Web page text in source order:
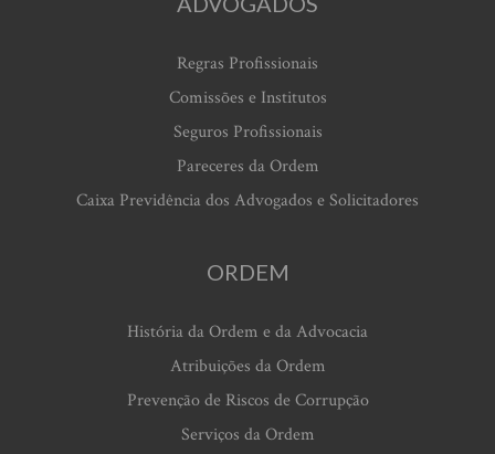
Regras Profissionais
Comissões e Institutos
Seguros Profissionais
Pareceres da Ordem
Caixa Previdência dos Advogados e Solicitadores
ORDEM
História da Ordem e da Advocacia
Atribuições da Ordem
Prevenção de Riscos de Corrupção
Serviços da Ordem